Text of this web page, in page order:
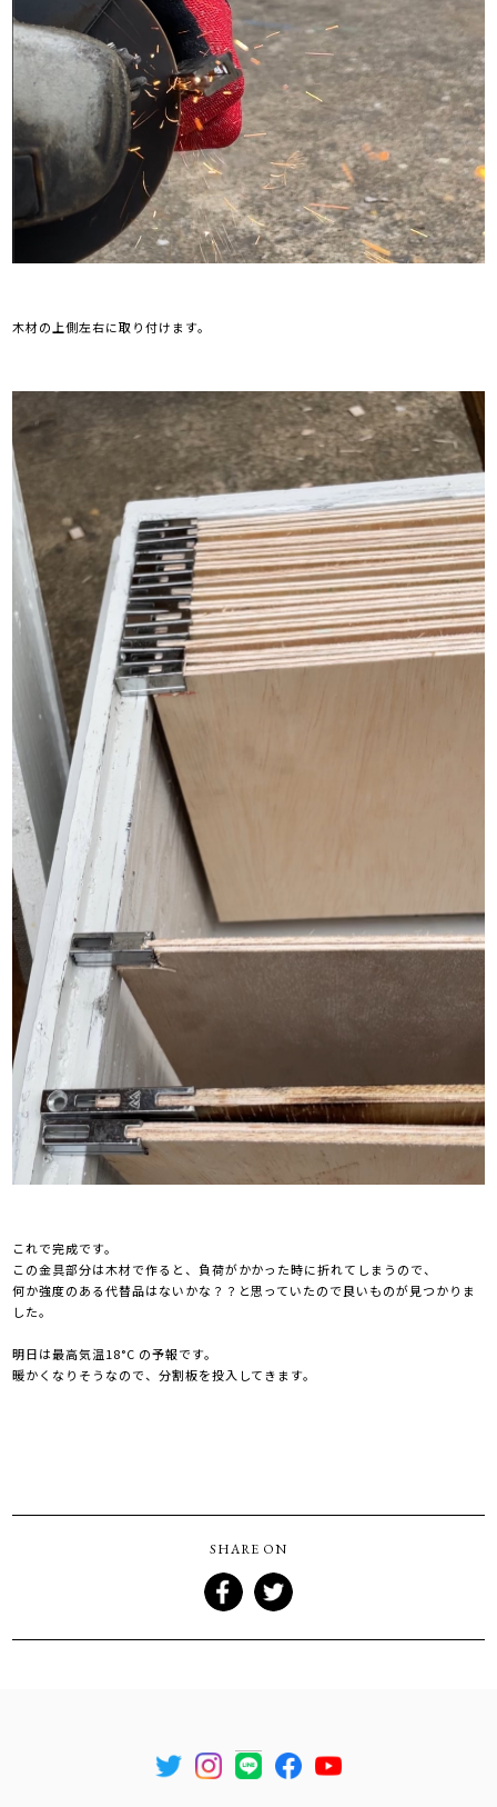
木材の上側左右に取り付けます。
これで完成です。
この金具部分は木材で作ると、負荷がかかった時に折れてしまうので、
何か強度のある代替品はないかな？？と思っていたので良いものが見つかりま
した。
明日は最高気温18°C の予報です。
暖かくなりそうなので、分割板を投入してきます。
SHARE ON